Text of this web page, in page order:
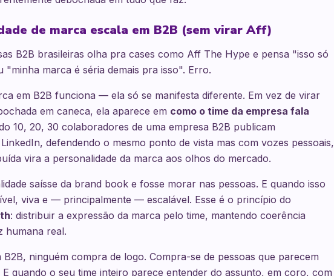
de marca escala em B2B (sem virar Aff)
B2B brasileiras olha pra cases como Aff The Hype e pensa "isso só
"minha marca é séria demais pra isso". Erro.
em B2B funciona — ela só se manifesta diferente. Em vez de virar
em caneca, ela aparece em como o time da empresa fala
10, 20, 30 colaboradores de uma empresa B2B publicam
defendendo o mesmo ponto de vista mas com vozes pessoais,
vira a personalidade da marca aos olhos do mercado.
saísse da brand book e fosse morar nas pessoas. E quando isso
viva e — principalmente — escalável. Esse é o princípio do
: distribuir a expressão da marca pelo time, mantendo coerência
humana real.
ninguém compra de logo. Compra-se de pessoas que parecem
quando o seu time inteiro parece entender do assunto, em coro, com